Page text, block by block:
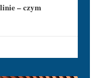
– czym